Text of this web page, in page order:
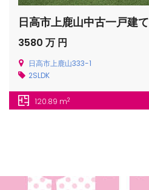
日高市上鹿山中古一戸建て
3580 万 円
日高市上鹿山333-1
2SLDK
120.89 m2
top-
top-